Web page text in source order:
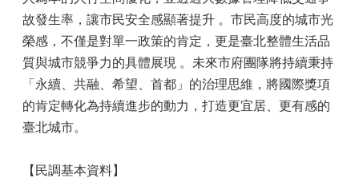
故發生率，讓市民安全感顯著提升 。市民高度的城市光
榮感，不僅是對單一政策的肯定，更是臺北整體生活品
質與城市競爭力的具體展現 。未來市府團隊將持續秉持
「永續、共融、希望、首都」的治理思維，將國際獎項
的肯定轉化為持續進步的動力，打造更宜居、更有感的
臺北城市。
【民調基本資料】